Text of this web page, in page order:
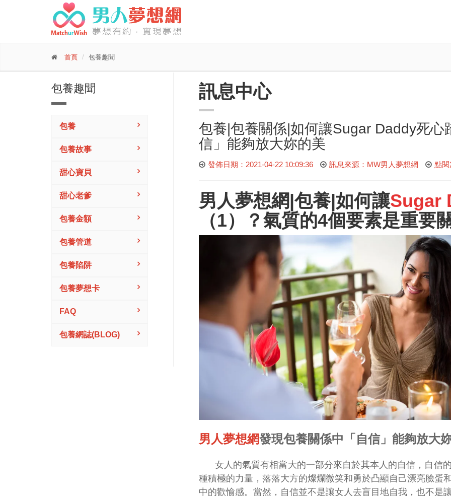
首頁 包養趣聞
包養趣聞
包養
包養故事
甜心寶貝
甜心老爹
包養金額
包養管道
包養陷阱
包養夢想卡
FAQ
包養網誌(BLOG)
訊息中心
包養|包養關係|如何讓Sugar Daddy死
信」能夠放大妳的美
發佈日期：2021-04-22 10:09:36 訊息來源：MW男人夢想網 點閱
男人夢想網|包養|如何讓Sugar
（1）？氣質的4個要素是重要
男人夢想網發現包養關係中「自信」能夠放大
女人的氣質有相當大的一部分來自於其本人的自信，自信
種積極的力量，落落大方的燦爛微笑和勇於凸顯自己漂亮臉蛋
中的歡愉感。當然，自信並不是讓女人去盲目地自我，也不是